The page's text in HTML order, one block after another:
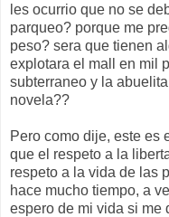
les ocurrio que no se
parqueo? porque me
peso? sera que tienen
explotara el mall en mil
subterraneo y la
novela??
Pero como dije, este es
que el respeto a la
respeto a la vida de las
hace mucho tiempo, a
espero de mi vida si me